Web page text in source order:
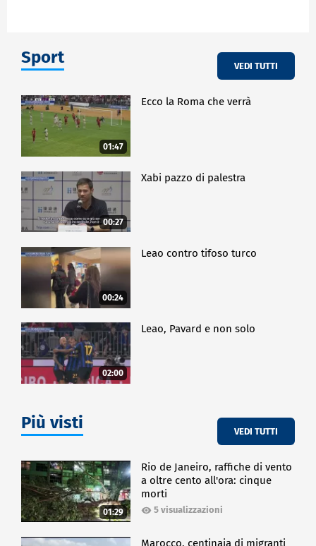
Sport VEDI TUTTI
01:47
Ecco la Roma che verrà
00:27
Xabi pazzo di palestra
00:24
Leao contro tifoso turco
02:00
Leao, Pavard e non solo
Più visti VEDI TUTTI
01:29
Rio de Janeiro, raffiche di vento
a oltre cento all'ora: cinque
morti
5 visualizzazioni
Marocco, centinaia di migranti